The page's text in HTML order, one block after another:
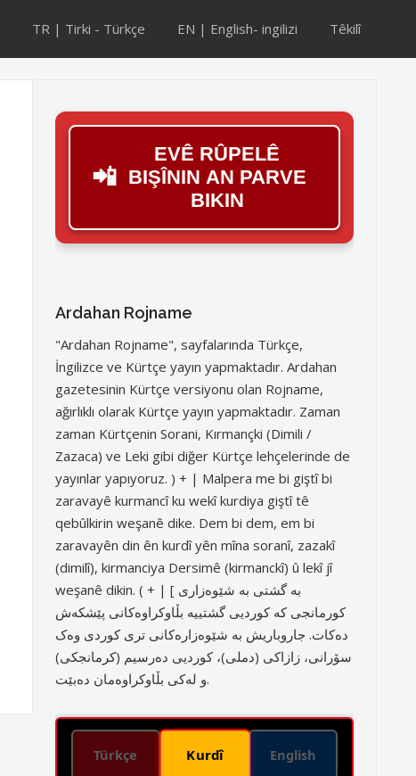
TR | Tirki - Türkçe EN | English- ingilizi Têkilî
📲
EVÊ RÛPELÊ
BIŞÎNIN AN PARVE
BIKIN
Ardahan Rojname
"Ardahan Rojname", sayfalarında Türkçe,
İngilizce ve Kürtçe yayın yapmaktadır. Ardahan
gazetesinin Kürtçe versiyonu olan Rojname,
ağırlıklı olarak Kürtçe yayın yapmaktadır. Zaman
zaman Kürtçenin Sorani, Kırmançki (Dimili /
Zazaca) ve Leki gibi diğer Kürtçe lehçelerinde de
yayınlar yapıyoruz. ) + | Malpera me bi giştî bi
zaravayê kurmancî ku wekî kurdiya giştî tê
qebûlkirin weşanê dike. Dem bi dem, em bi
zaravayên din ên kurdî yên mîna soranî, zazakî
(dimilî), kirmanciya Dersimê (kirmanckî) û lekî jî
weşanê dikin. ( + | [ بە گشتی بە شێوەزاری
کورمانجی کە کوردیی گشتییە بڵاوکراوەکانی پێشکەش
دەکات. جاروباریش بە شێوەزارەکانی تری کوردی وەک
سۆرانی، زازاکی (دملی)، کوردیی دەرسیم (کرمانجکی)
و لەکی بڵاوکراوەمان دەبێت.
Türkçe Kurdî English